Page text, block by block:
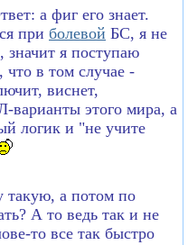
а фиг его знает.
при болевой БС, я не
я поступаю
в том случае -
виснет,
этого мира, а
логик и "не учите
такую, а потом по
А то ведь так и не
то все так быстро